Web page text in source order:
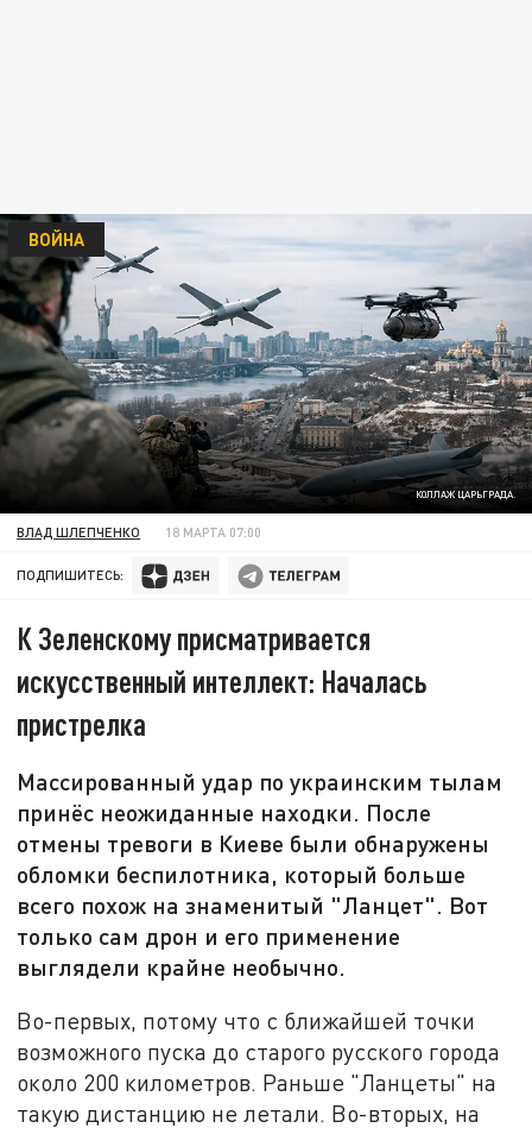
КОЛЛАЖ ЦАРЬГРАДА.
ВОЙНА
ВЛАД ШЛЕПЧЕНКО 18 МАРТА 07:00
ПОДПИШИТЕСЬ:
К Зеленскому присматривается
искусственный интеллект: Началась
пристрелка
Массированный удар по украинским тылам
принёс неожиданные находки. После
отмены тревоги в Киеве были обнаружены
обломки беспилотника, который больше
всего похож на знаменитый "Ланцет". Вот
только сам дрон и его применение
выглядели крайне необычно.
Во-первых, потому что с ближайшей точки
возможного пуска до старого русского города
около 200 километров. Раньше "Ланцеты" на
такую дистанцию не летали. Во-вторых, на